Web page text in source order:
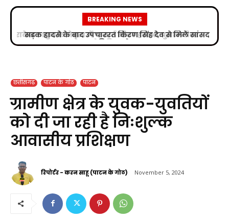
BREAKING NEWS
सड़क हादसे के बाद उपचाररत किरण सिंह देव से मिले सांसद
विजय बघेल
छत्तीसगढ़ पाटन के गोठ पाटन
ग्रामीण क्षेत्र के युवक-युवतियों
को दी जा रही है निःशुल्क
आवासीय प्रशिक्षण
रिपोर्टर - करन साहू (पाटन के गोठ) November 5, 2024